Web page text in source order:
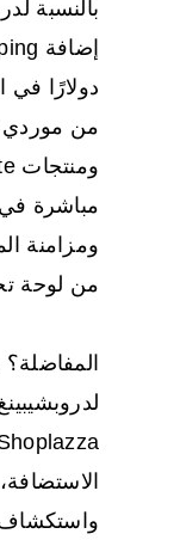
دولارًا في
مباشرة
ومزامنة
من لوحة
واستكشاف